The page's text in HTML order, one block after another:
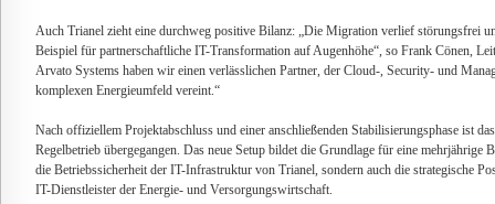
Auch Trianel zieht eine durchweg positive Bilanz: „Die Migration verlief störungsfrei
Beispiel für partnerschaftliche IT-Transformation auf Augenhöhe“, so Frank Cönen,
Arvato Systems haben wir einen verlässlichen Partner, der Cloud-, Security- und
komplexen Energieumfeld vereint.“
Nach offiziellem Projektabschluss und einer anschließenden Stabilisierungsphase ist
Regelbetrieb übergegangen. Das neue Setup bildet die Grundlage für eine mehrjährige
die Betriebssicherheit der IT-Infrastruktur von Trianel, sondern auch die strategische
IT-Dienstleister der Energie- und Versorgungswirtschaft.